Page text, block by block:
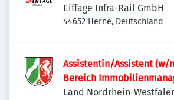
Eiffage Infra-Rail GmbH
44652 Herne, Deutschland
Assistentin/Assistent (w/
Bereich
Land Nordrhein-